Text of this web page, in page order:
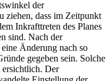
der
ziehen, dass im Zeitpunkt
Inkrafttreten des Planes
sind. Nach der
Änderung nach so
gegeben sein. Solche
ersichtlich. Der